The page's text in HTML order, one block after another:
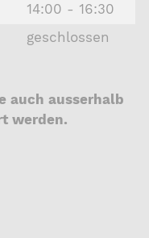
14:00 - 16:30
geschlossen
auch ausserhalb
werden.